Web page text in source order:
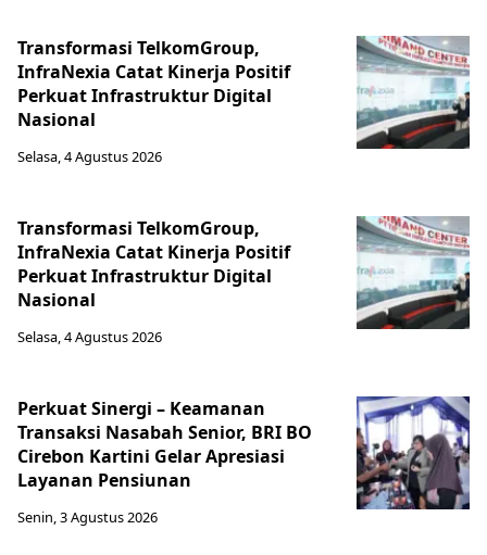
Transformasi TelkomGroup,
InfraNexia Catat Kinerja Positif
Perkuat Infrastruktur Digital
Nasional
Selasa, 4 Agustus 2026
Transformasi TelkomGroup,
InfraNexia Catat Kinerja Positif
Perkuat Infrastruktur Digital
Nasional
Selasa, 4 Agustus 2026
Perkuat Sinergi – Keamanan
Transaksi Nasabah Senior, BRI BO
Cirebon Kartini Gelar Apresiasi
Layanan Pensiunan
Senin, 3 Agustus 2026